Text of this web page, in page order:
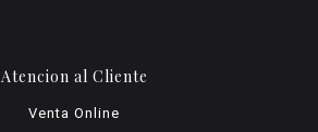
Atencion al Cliente
Venta Online